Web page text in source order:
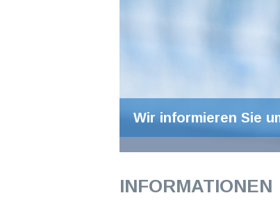
Wir informieren Sie
INFORMATIONEN